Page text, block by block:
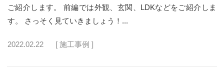
ご紹介します。 前編では外観、玄関、LDKなどをご紹介しま
す。 さっそく見ていきましょう！...
2022.02.22 [ 施工事例 ]